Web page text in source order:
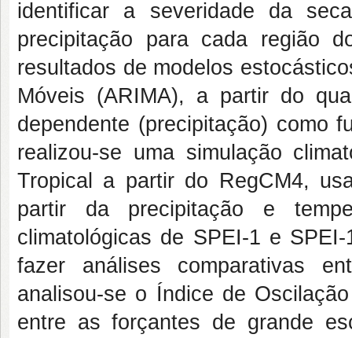
identificar a severidade da
precipitação para cada região
resultados de modelos
Móveis (ARIMA), a partir do
dependente (precipitação) como
realizou-se uma simulação
Tropical a partir do RegCM4,
partir da precipitação e
climatológicas de SPEI-1 e
fazer análises comparativas
analisou-se o Índice de
entre as forçantes de grande